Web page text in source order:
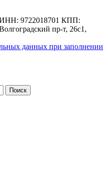
9722018701 КПП:
пр-т, 26с1,
данных при заполнении
Поиск